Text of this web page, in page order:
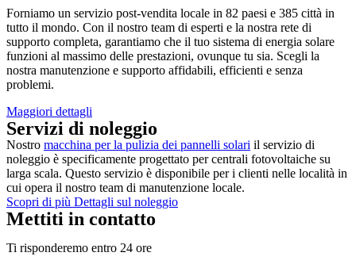
Forniamo un servizio post-vendita locale in 82 paesi e 385 città in
tutto il mondo. Con il nostro team di esperti e la nostra rete di
supporto completa, garantiamo che il tuo sistema di energia solare
funzioni al massimo delle prestazioni, ovunque tu sia. Scegli la
nostra manutenzione e supporto affidabili, efficienti e senza
problemi.
Maggiori dettagli
Servizi di noleggio
Nostro macchina per la pulizia dei pannelli solari il servizio di
noleggio è specificamente progettato per centrali fotovoltaiche su
larga scala. Questo servizio è disponibile per i clienti nelle località in
cui opera il nostro team di manutenzione locale.
Scopri di più Dettagli sul noleggio
Mettiti in contatto
Ti risponderemo entro 24 ore